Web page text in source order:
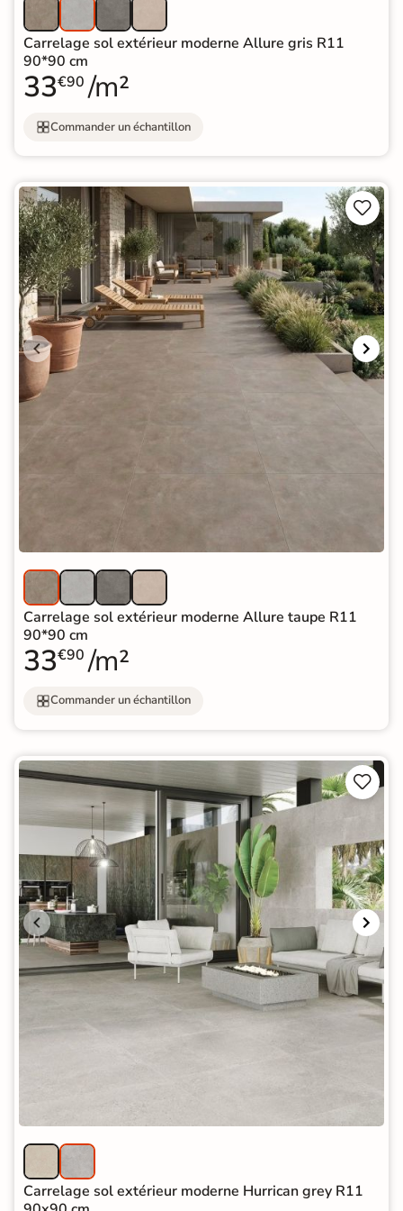
Carrelage sol extérieur moderne Allure gris R11
90*90 cm
33€90 /m²
Commander un échantillon


Carrelage sol extérieur moderne Allure taupe R11
90*90 cm
33€90 /m²
Commander un échantillon


Carrelage sol extérieur moderne Hurrican grey R11